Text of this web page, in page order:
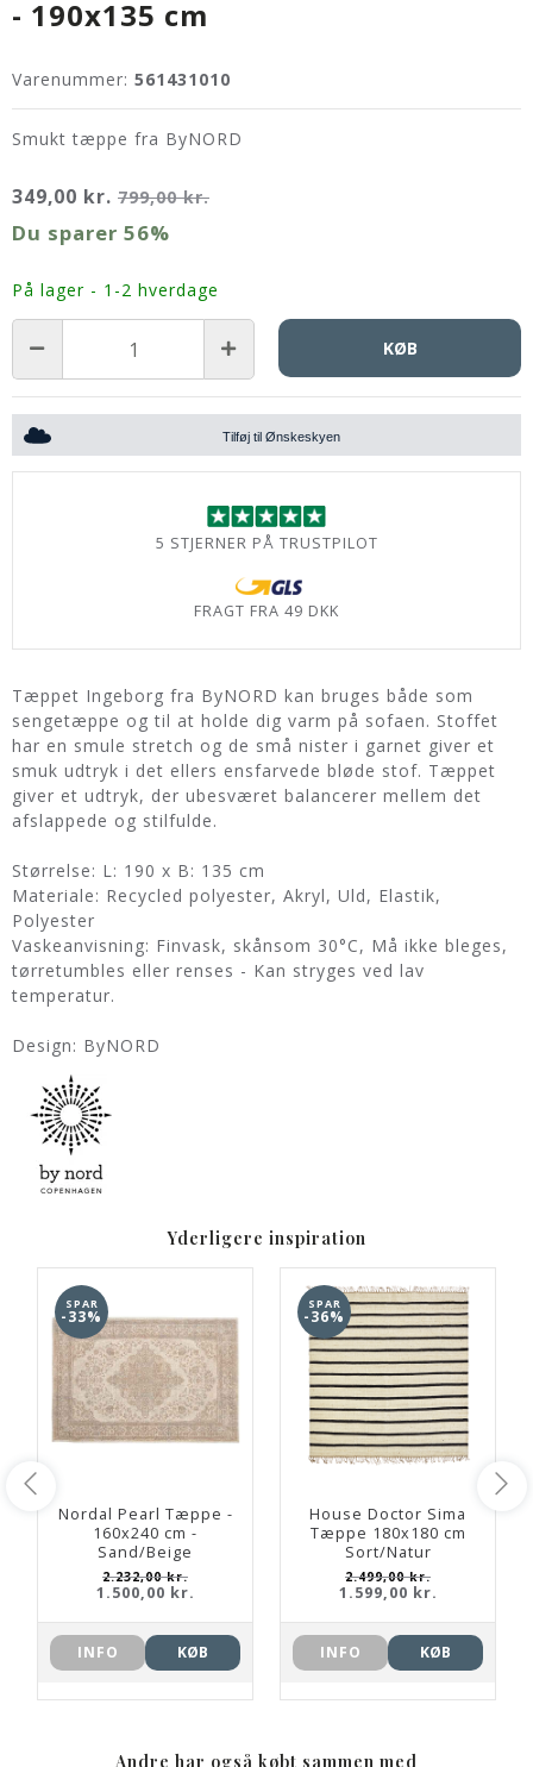
- 190x135 cm
Varenummer: 561431010
Smukt tæppe fra ByNORD
349,00 kr. 799,00 kr.
Du sparer 56%
På lager - 1-2 hverdage
KØB
Tilføj til Ønskeskyen
5 STJERNER PÅ TRUSTPILOT
FRAGT FRA 49 DKK
Tæppet Ingeborg fra ByNORD kan bruges både som
sengetæppe og til at holde dig varm på sofaen. Stoffet
har en smule stretch og de små nister i garnet giver et
smuk udtryk i det ellers ensfarvede bløde stof. Tæppet
giver et udtryk, der ubesværet balancerer mellem det
afslappede og stilfulde.
Størrelse: L: 190 x B: 135 cm
Materiale: Recycled polyester, Akryl, Uld, Elastik,
Polyester
Vaskeanvisning: Finvask, skånsom 30°C, Må ikke bleges,
tørretumbles eller renses - Kan stryges ved lav
temperatur.
Design: ByNORD
Yderligere inspiration
SPAR
-33%
Nordal Pearl Tæppe -
160x240 cm -
Sand/Beige
2.232,00 kr.
1.500,00 kr.
INFO KØB
SPAR
-36%
House Doctor Sima
Tæppe 180x180 cm
Sort/Natur
2.499,00 kr.
1.599,00 kr.
INFO KØB
Andre har også købt sammen med